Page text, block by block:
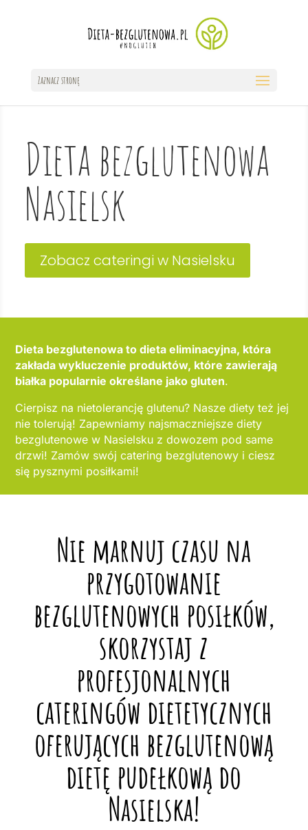
Zaznacz stronę
Dieta bezglutenowa
Nasielsk
Zobacz cateringi w Nasielsku
Dieta bezglutenowa to dieta eliminacyjna, która
zakłada wykluczenie produktów, które zawierają
białka popularnie określane jako gluten.
Cierpisz na nietolerancję glutenu? Nasze diety też jej
nie tolerują! Zapewniamy najsmaczniejsze diety
bezglutenowe w Nasielsku z dowozem pod same
drzwi! Zamów swój catering bezglutenowy i ciesz
się pysznymi posiłkami!
Nie marnuj czasu na
przygotowanie
bezglutenowych posiłków,
skorzystaj z
profesjonalnych
cateringów dietetycznych
oferujących bezglutenową
dietę pudełkową do
Nasielska!